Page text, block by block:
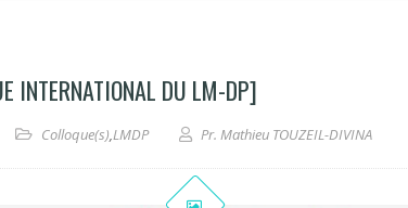
INTERNATIONAL DU LM-DP]
Colloque(s),LMDP Pr. Mathieu TOUZEIL-DIVINA